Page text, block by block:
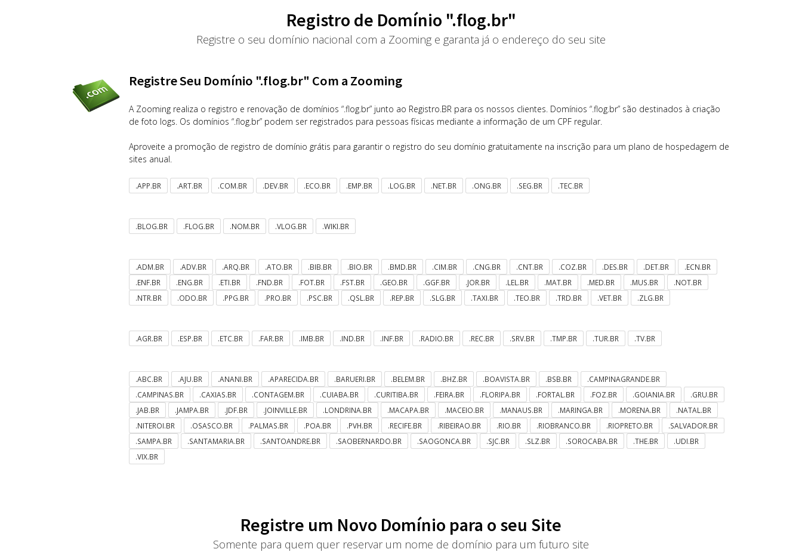
Registro de Domínio ".flog.br"
Registre o seu domínio nacional com a Zooming e garanta já o endereço do seu site
Registre Seu Domínio ".flog.br" Com a Zooming
A Zooming realiza o registro e renovação de domínios “.flog.br” junto ao Registro.BR para os nossos clientes. Domínios “.flog.br” são destinados à criação
de foto logs. Os domínios “.flog.br” podem ser registrados para pessoas físicas mediante a informação de um CPF regular.
Aproveite a promoção de registro de domínio grátis para garantir o registro do seu domínio gratuitamente na inscrição para um plano de hospedagem de
sites anual.
.APP.BR .ART.BR .COM.BR .DEV.BR .ECO.BR .EMP.BR .LOG.BR .NET.BR .ONG.BR .SEG.BR .TEC.BR
.BLOG.BR .FLOG.BR .NOM.BR .VLOG.BR .WIKI.BR
.ADM.BR .ADV.BR .ARQ.BR .ATO.BR .BIB.BR .BIO.BR .BMD.BR .CIM.BR .CNG.BR .CNT.BR .COZ.BR .DES.BR .DET.BR
.ECN.BR
.ENF.BR
.ENG.BR .ETI.BR .FND.BR .FOT.BR .FST.BR .GEO.BR .GGF.BR .JOR.BR .LEL.BR .MAT.BR .MED.BR .MUS.BR
.NOT.BR
.NTR.BR
.ODO.BR .PPG.BR .PRO.BR .PSC.BR .QSL.BR .REP.BR .SLG.BR .TAXI.BR .TEO.BR .TRD.BR .VET.BR .ZLG.BR
.AGR.BR .ESP.BR .ETC.BR .FAR.BR .IMB.BR .IND.BR .INF.BR .RADIO.BR .REC.BR .SRV.BR .TMP.BR .TUR.BR .TV.BR
.ABC.BR .AJU.BR .ANANI.BR .APARECIDA.BR .BARUERI.BR .BELEM.BR .BHZ.BR .BOAVISTA.BR .BSB.BR
.CAMPINAGRANDE.BR
.CAMPINAS.BR
.CAXIAS.BR .CONTAGEM.BR .CUIABA.BR .CURITIBA.BR .FEIRA.BR .FLORIPA.BR .FORTAL.BR .FOZ.BR .GOIANIA.BR
.GRU.BR
.JAB.BR
.JAMPA.BR .JDF.BR .JOINVILLE.BR .LONDRINA.BR .MACAPA.BR .MACEIO.BR .MANAUS.BR .MARINGA.BR .MORENA.BR
.NATAL.BR
.NITEROI.BR
.OSASCO.BR .PALMAS.BR .POA.BR .PVH.BR .RECIFE.BR .RIBEIRAO.BR .RIO.BR .RIOBRANCO.BR .RIOPRETO.BR
.SALVADOR.BR
.SAMPA.BR
.SANTAMARIA.BR .SANTOANDRE.BR .SAOBERNARDO.BR .SAOGONCA.BR .SJC.BR .SLZ.BR .SOROCABA.BR .THE.BR
.UDI.BR
.VIX.BR
Registre um Novo Domínio para o seu Site
Somente para quem quer reservar um nome de domínio para um futuro site